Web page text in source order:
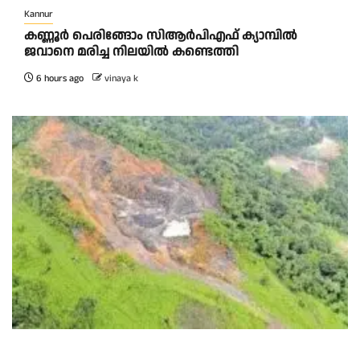
Kannur
കണ്ണൂർ പെരിങ്ങോം സിആർപിഎഫ് ക്യാമ്പിൽ
ജവാനെ മരിച്ച നിലയിൽ കണ്ടെത്തി
6 hours ago vinaya k